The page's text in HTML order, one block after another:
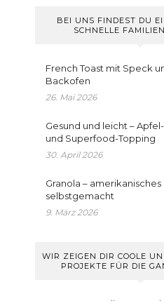
BEI UNS FINDEST DU
SCHNELLE
French Toast mit Speck
Backofen
26. Mai 2026
Gesund und leicht –
und Superfood-Topping
30. April 2026
Granola –
selbstgemacht
9. März 2026
WIR ZEIGEN DIR COOLE
PROJEKTE FÜR DIE